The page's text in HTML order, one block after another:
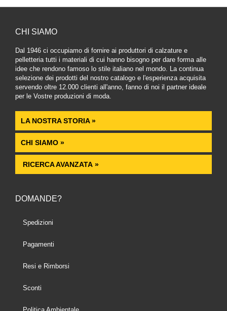
CHI SIAMO
Dal 1946 ci occupiamo di fornire ai produttori di calzature e
pelletteria tutti i materiali di cui hanno bisogno per dare forma alle
idee che rendono famoso lo stile italiano nel mondo. La continua
selezione dei prodotti del nostro catalogo e l'esperienza acquisita
servendo oltre 12.000 clienti all'anno, fanno di noi il partner ideale
per le Vostre produzioni di moda.
LA NOSTRA STORIA »
CHI SIAMO »
RICERCA AVANZATA »
DOMANDE?
Spedizioni
Pagamenti
Resi e Rimborsi
Sconti